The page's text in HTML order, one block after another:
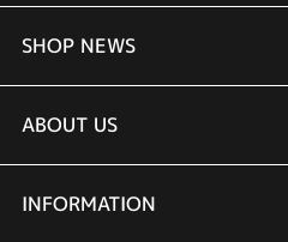
婚約指輪
結婚指輪
セットリング
SHOP NEWS
TAKEUCHI BRIDAL金沢本店情報
商品一覧
ABOUT US
会社概要
INFORMATION